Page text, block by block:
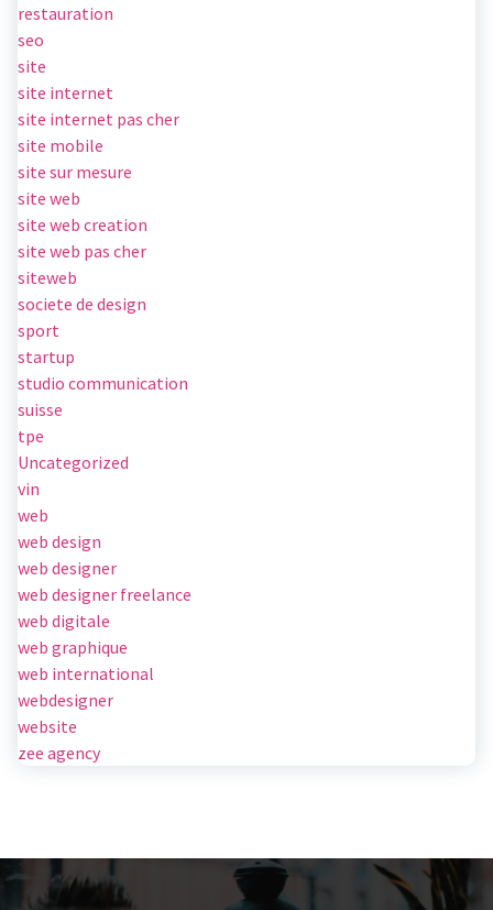
restauration
seo
site
site internet
site internet pas cher
site mobile
site sur mesure
site web
site web creation
site web pas cher
siteweb
societe de design
sport
startup
studio communication
suisse
tpe
Uncategorized
vin
web
web design
web designer
web designer freelance
web digitale
web graphique
web international
webdesigner
website
zee agency